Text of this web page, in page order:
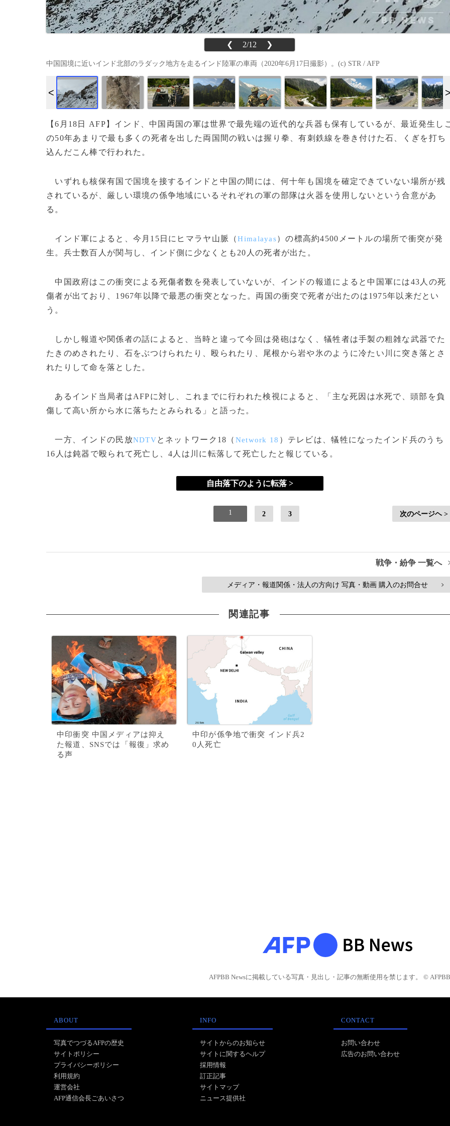
❮ 2/12 ❯
中国国境に近いインド北部のラダック地方を走るインド陸軍の車両（2020年6月17日撮影）。(c) STR / AFP
【6月18日 AFP】インド、中国両国の軍は世界で最先端の近代的な兵器も保有しているが、最近発生し
の50年あまりで最も多くの死者を出した両国間の戦いは握り拳、有刺鉄線を巻き付けた石、くぎを打ち
込んだこん棒で行われた。
いずれも核保有国で国境を接するインドと中国の間には、何十年も国境を確定できていない場所が残
されているが、厳しい環境の係争地域にいるそれぞれの軍の部隊は火器を使用しないという合意があ
る。
インド軍によると、今月15日にヒマラヤ山脈（Himalayas）の標高約4500メートルの場所で衝突が発
生。兵士数百人が関与し、インド側に少なくとも20人の死者が出た。
中国政府はこの衝突による死傷者数を発表していないが、インドの報道によると中国軍には43人の死
傷者が出ており、1967年以降で最悪の衝突となった。両国の衝突で死者が出たのは1975年以来だとい
う。
しかし報道や関係者の話によると、当時と違って今回は発砲はなく、犠牲者は手製の粗雑な武器でた
たきのめされたり、石をぶつけられたり、殴られたり、尾根から岩や氷のように冷たい川に突き落とさ
れたりして命を落とした。
あるインド当局者はAFPに対し、これまでに行われた検視によると、「主な死因は水死で、頭部を負
傷して高い所から水に落ちたとみられる」と語った。
一方、インドの民放NDTVとネットワーク18（ Network 18 ）テレビは、犠牲になったインド兵のうち
16人は鈍器で殴られて死亡し、4人は川に転落して死亡したと報じている。
自由落下のように転落 >
1 2 3 次のページヘ >
戦争・紛争 一覧へ
メディア・報道関係・法人の方向け 写真・動画 購入のお問合せ >
関連記事
中印衝突 中国メディアは抑え
た報道、SNSでは「報復」求め
る声
中印が係争地で衝突 インド兵2
0人死亡
AFPBB Newsに掲載している写真・見出し・記事の無断使用を禁じます。 © AFPBB
ABOUT
写真でつづるAFPの歴史
サイトポリシー
プライバシーポリシー
利用規約
運営会社
AFP通信会長ごあいさつ
INFO
サイトからのお知らせ
サイトに関するヘルプ
採用情報
訂正記事
サイトマップ
ニュース提供社
CONTACT
お問い合わせ
広告のお問い合わせ